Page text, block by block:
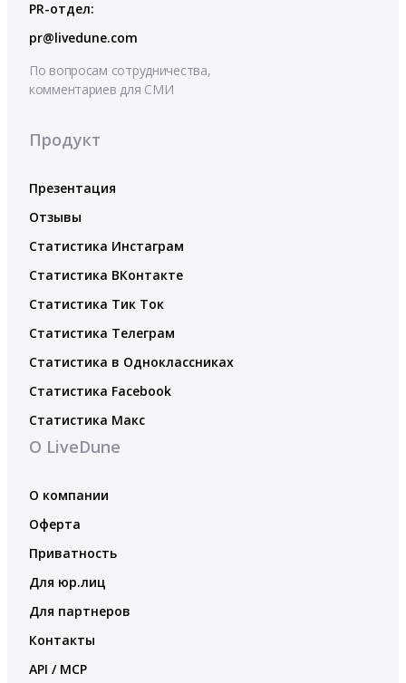
PR-отдел:
pr@livedune.com
По вопросам сотрудничества,
комментариев для СМИ
Продукт
Презентация
Отзывы
Статистика Инстаграм
Статистика ВКонтакте
Статистика Тик Ток
Статистика Телеграм
Статистика в Одноклассниках
Статистика Facebook
Статистика Макс
О LiveDune
О компании
Оферта
Приватность
Для юр.лиц
Для партнеров
Контакты
API / MCP